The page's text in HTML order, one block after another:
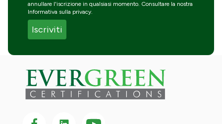
annullare l'iscrizione in qualsiasi momento. Consultare la nostra
Informativa sulla privacy.
Seguici su Facebook
Seguici su LinkedIn
Seguici